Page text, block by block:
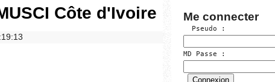
Côte d'Ivoire
Me connecter
  Pseudo :
MD Passe :